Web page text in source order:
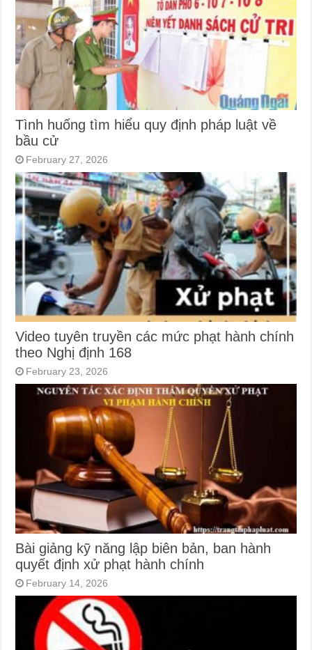
Tình huống tìm hiểu quy định pháp luật về
bầu cử
February 27, 2026
Video tuyên truyền các mức phạt hành chính
theo Nghị định 168
February 23, 2026
Bài giảng kỹ năng lập biên bản, ban hành
quyết định xử phạt hành chính
February 14, 2026